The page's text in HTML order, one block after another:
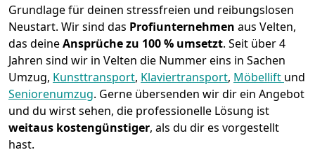
Grundlage für deinen stressfreien und reibungslosen
Neustart. Wir sind das Profiunternehmen aus Velten,
das deineAnsprüche zu 100 % umsetzt. Seit über 4
Jahren sind wir in Velten die Nummer eins in Sachen
Umzug, Kunsttransport, Klaviertransport, Möbellift und
Seniorenumzug. Gerne übersenden wir dir ein Angebot
und du wirst sehen, die professionelle Lösung ist
weitaus kostengünstiger, als du dir es vorgestellt
hast.